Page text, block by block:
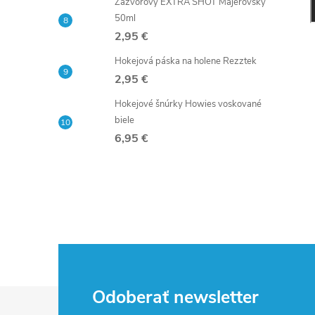
50ml
2,95 €
Hokejová páska na holene Rezztek
2,95 €
Hokejové šnúrky Howies voskované
biele
6,95 €
Odoberať newsletter